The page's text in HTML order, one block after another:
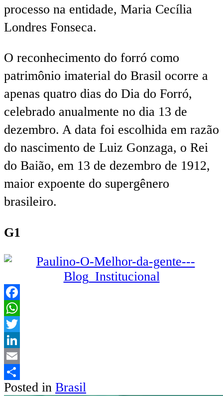
processo na entidade, Maria Cecília
Londres Fonseca.
O reconhecimento do forró como
patrimônio imaterial do Brasil ocorre a
apenas quatro dias do Dia do Forró,
celebrado anualmente no dia 13 de
dezembro. A data foi escolhida em razão
do nascimento de Luiz Gonzaga, o Rei
do Baião, em 13 de dezembro de 1912,
maior expoente do supergênero
brasileiro.
G1
Facebook
WhatsApp
Twitter
LinkedIn
Email
Share
Posted in Brasil